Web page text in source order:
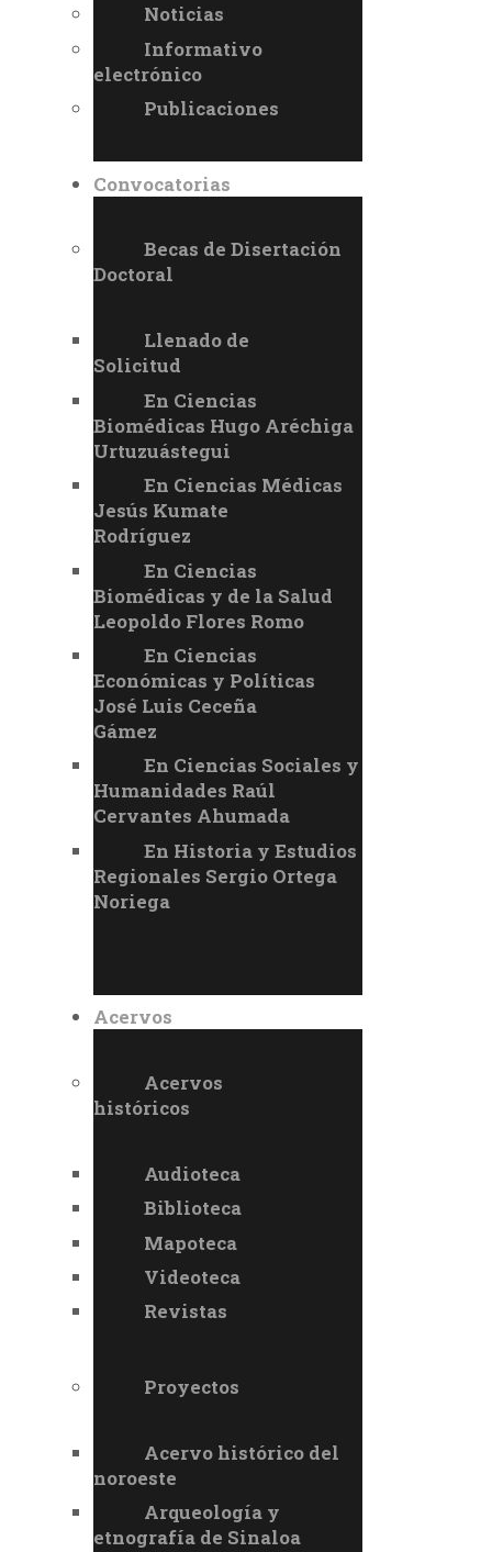
Noticias
Informativo
electrónico
Publicaciones
Convocatorias
Becas de Disertación
Doctoral
Llenado de
Solicitud
En Ciencias
Biomédicas Hugo Aréchiga
Urtuzuástegui
En Ciencias Médicas
Jesús Kumate
Rodríguez
En Ciencias
Biomédicas y de la Salud
Leopoldo Flores Romo
En Ciencias
Económicas y Políticas
José Luis Ceceña
Gámez
En Ciencias Sociales y
Humanidades Raúl
Cervantes Ahumada
En Historia y Estudios
Regionales Sergio Ortega
Noriega
Acervos
Acervos
históricos
Audioteca
Biblioteca
Mapoteca
Videoteca
Revistas
Proyectos
Acervo histórico del
noroeste
Arqueología y
etnografía de Sinaloa